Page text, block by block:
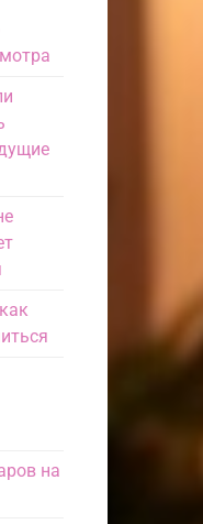
на